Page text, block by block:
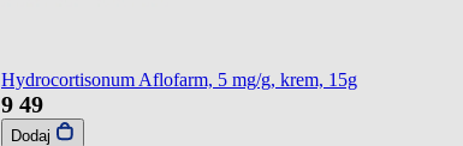
Hydrocortisonum Aflofarm, 5 mg/g, krem, 15g
9 49
Dodaj